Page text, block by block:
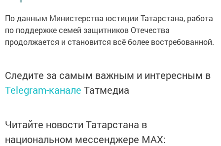
По данным Министерства юстиции Татарстана, работа
по поддержке семей защитников Отечества
продолжается и становится всё более востребованной.
Следите за самым важным и интересным в
Telegram-канале Татмедиа
Читайте новости Татарстана в
национальном мессенджере MАХ: